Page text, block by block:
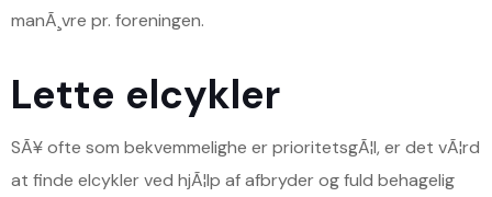
manÃ¸vre pr. foreningen.
Lette elcykler
SÃ¥ ofte som bekvemmelighe er prioritetsgÃ¦l, er det vÃ¦rd
at finde elcykler ved hjÃ¦lp af afbryder og fuld behagelig